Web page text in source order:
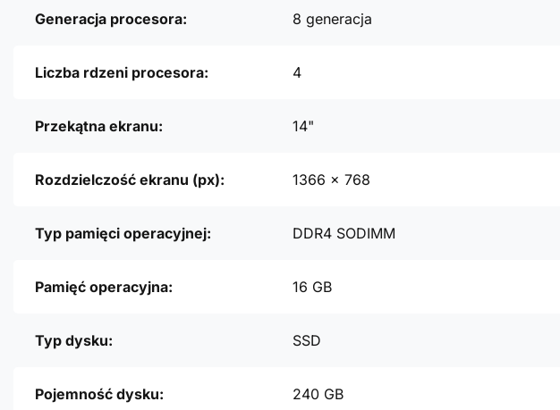
Generacja procesora: 8 generacja
Liczba rdzeni procesora: 4
Przekątna ekranu: 14"
Rozdzielczość ekranu (px): 1366 x 768
Typ pamięci operacyjnej: DDR4 SODIMM
Pamięć operacyjna: 16 GB
Typ dysku: SSD
Pojemność dysku: 240 GB